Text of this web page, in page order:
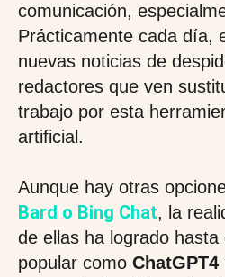
comunicación,
Prácticamente cada día,
nuevas noticias de
redactores que ven
trabajo por esta
artificial.
Aunque hay otras
Bard o Bing Chat, la
de ellas ha logrado
popular como ChatGPT4